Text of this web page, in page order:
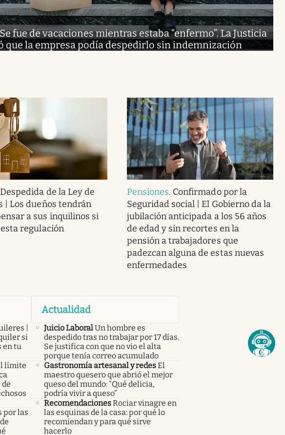
fue de vacaciones mientras estaba “enfermo”. La Justicia
que la empresa podía despedirlo sin indemnización
Despedida de la Ley de
| Los dueños tendrán
a sus inquilinos si
regulación
Pensiones. Confirmado por la
Seguridad social | El Gobierno da la
jubilación anticipada a los 56 años
de edad y sin recortes en la
pensión a trabajadores que
padezcan alguna de estas nuevas
enfermedades
|
si
en tu
límite
por las
Actualidad
Juicio LaboralUn hombre es
despedido tras no trabajar por 17 días.
Se justifica con que no vio el alta
porque tenía correo acumulado
Gastronomía artesanal y redesEl
maestro quesero que abrió el mejor
queso del mundo: “Qué delicia,
podría vivir a queso”
RecomendacionesRociar vinagre en
las esquinas de la casa: por qué lo
recomiendan y para qué sirve
hacerlo